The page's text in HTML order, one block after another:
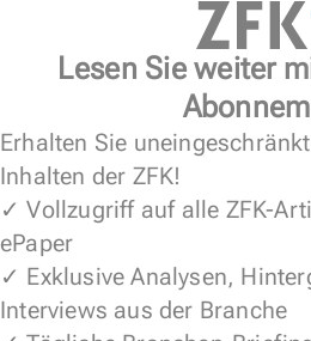
Lesen Sie weiter
Erhalten Sie
Inhalten der ZFK!
✓ Vollzugriff auf alle ZFK-
ePaper
✓ Exklusive Analysen,
Interviews aus der Branche